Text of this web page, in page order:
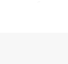
бар;
50 мм;